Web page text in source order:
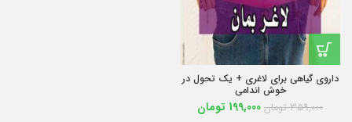
داروی گیاهی برای لاغری + یک تحول در
خوش اندامی
359,000 تومان 199,000 تومان